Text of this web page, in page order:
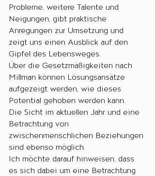
Probleme, weitere Talente und
Neigungen, gibt praktische
Anregungen zur Umsetzung und
zeigt uns einen Ausblick auf den
Gipfel des Lebensweges.
Über die Gesetzmäßigkeiten nach
Millman können Lösungsansätze
aufgezeigt werden, wie dieses
Potential gehoben werden kann.
Die Sicht im aktuellen Jahr und eine
Betrachtung von
zwischenmenschlichen Beziehungen
sind ebenso möglich.
Ich möchte darauf hinweisen, dass
es sich dabei um eine Betrachtung